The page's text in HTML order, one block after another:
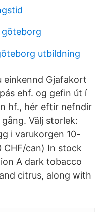
utbildning
einkennd Gjafakort
ehf. og gefin út í
hf., hér eftir nefndir
Välj storlek:
i varukorgen 10-
CHF/can) In stock
A dark tobacco
citrus, along with